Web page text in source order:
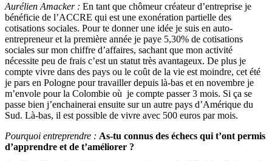
Aurélien Amacker : En tant que chômeur créateur d’entreprise je
bénéficie de l’ACCRE qui est une exonération partielle des
cotisations sociales. Pour te donner une idée je suis en auto-
entrepreneur et la première année je paye 5,30% de cotisations
sociales sur mon chiffre d’affaires, sachant que mon activité
nécessite peu de frais c’est un statut très avantageux. De plus je
compte vivre dans des pays ou le coût de la vie est moindre, cet été
je pars en Pologne pour travailler depuis là-bas et en novembre je
m’envole pour la Colombie où je compte passer 3 mois. Si ça se
passe bien j’enchainerai ensuite sur un autre pays d’Amérique du
Sud. Là-bas, il est possible de vivre avec 500 euros par mois.
Pourquoi entreprendre : As-tu connus des échecs qui t’ont permis
d’apprendre et de t’améliorer ?